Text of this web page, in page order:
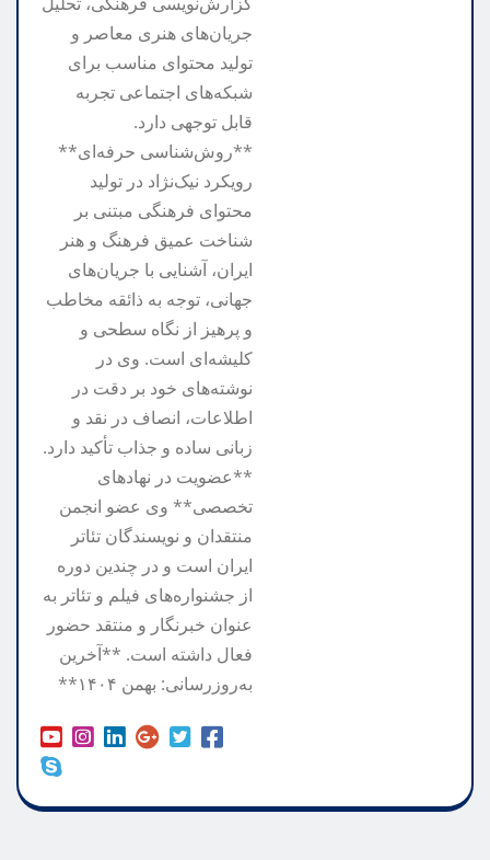
جریان‌های هنری معاصر و
تولید محتوای مناسب برای
شبکه‌های اجتماعی تجربه
قابل توجهی دارد.
**روش‌شناسی حرفه‌ای**
رویکرد نیک‌نژاد در تولید
محتوای فرهنگی مبتنی بر
شناخت عمیق فرهنگ و هنر
ایران، آشنایی با جریان‌های
جهانی، توجه به ذائقه مخاطب
و پرهیز از نگاه سطحی و
کلیشه‌ای است. وی در
نوشته‌های خود بر دقت در
اطلاعات، انصاف در نقد و
زبانی ساده و جذاب تأکید دارد.
**عضویت در نهادهای
تخصصی** وی عضو انجمن
منتقدان و نویسندگان تئاتر
ایران است و در چندین دوره
از جشنواره‌های فیلم و تئاتر به
عنوان خبرنگار و منتقد حضور
فعال داشته است. **آخرین
به‌روزرسانی: بهمن ۱۴۰۴**